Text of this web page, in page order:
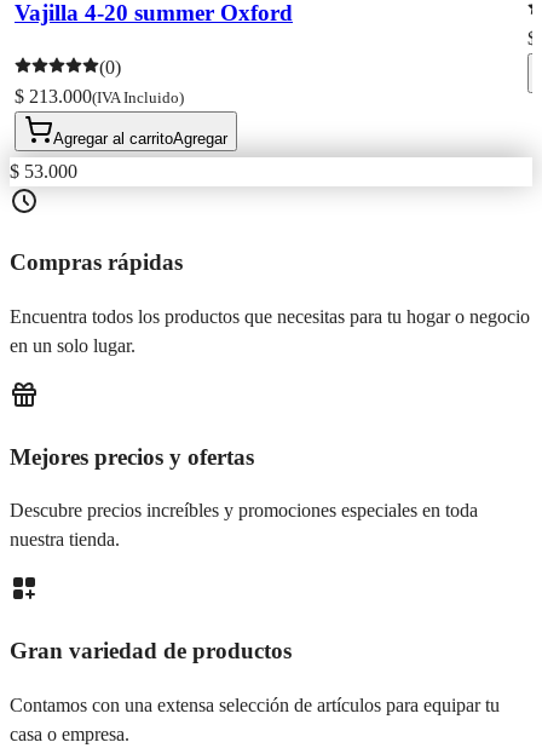
Vajilla 4-20 summer Oxford
(0)
$ 213.000(IVA Incluido)
Agregar al carritoAgregar
$
$ 53.000
Compras rápidas
Encuentra todos los productos que necesitas para tu hogar o negocio
en un solo lugar.
Mejores precios y ofertas
Descubre precios increíbles y promociones especiales en toda
nuestra tienda.
Gran variedad de productos
Contamos con una extensa selección de artículos para equipar tu
casa o empresa.